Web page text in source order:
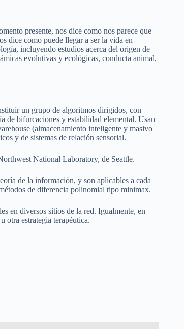
presente, nos dice como nos parece que
dice como puede llegar a ser la vida en
incluyendo estudios acerca del origen de
evolutivas y ecológicas, conducta animal,
un grupo de algoritmos dirigidos, con
de bifurcaciones y estabilidad elemental. Usan
(almacenamiento inteligente y masivo
y de sistemas de relación sensorial.
National Laboratory, de Seattle.
de la información, y son aplicables a cada
de diferencia polinomial tipo minimax.
en diversos sitios de la red. Igualmente, en
otra estrategia terapéutica.